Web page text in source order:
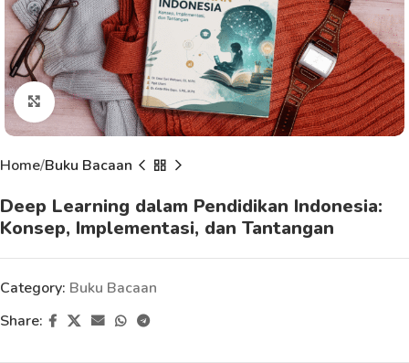
Click to enlarge
Home Buku Bacaan
Deep Learning dalam Pendidikan Indonesia:
Konsep, Implementasi, dan Tantangan
Category: Buku Bacaan
Share: